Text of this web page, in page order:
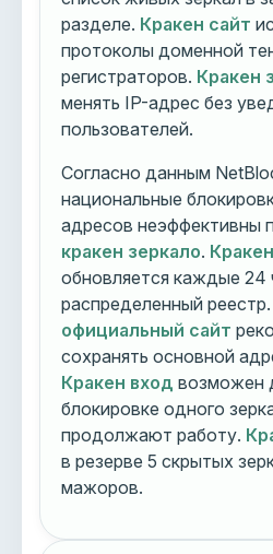
разделе. Кракен сайт
протоколы доменной
регистраторов. Кракен
менять IP-адрес без
пользователей.
Согласно данным
национальные
адресов неэффективны
кракен зеркало.
обновляется каждые 24
распределенный реестр.
официальный сайт
сохранять основной
Кракен вход возможен
блокировке одного
продолжают работу.
в резерве 5 скрытых
мажоров.